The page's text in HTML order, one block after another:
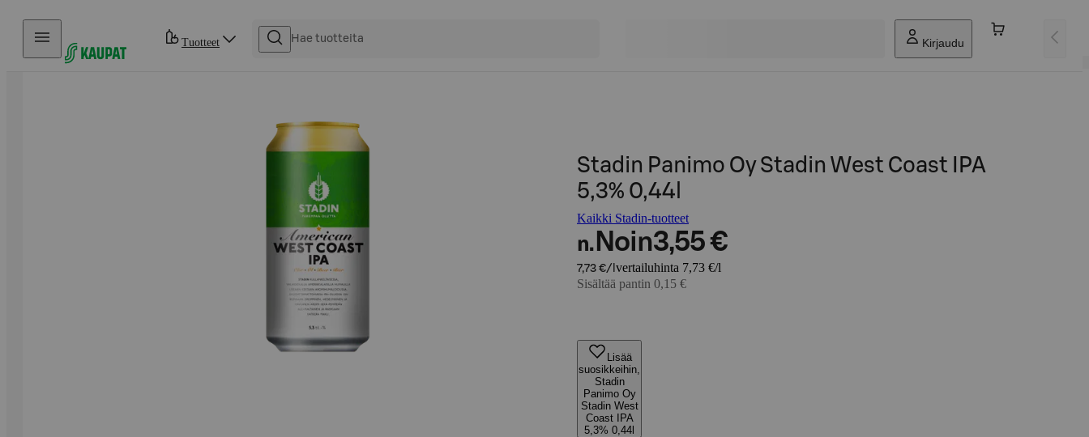
Hyppää sisältöön
Tuotteet Kirjaudu
Stadin Panimo Oy Stadin West Coast IPA
5,3% 0,44l
Kaikki Stadin-tuotteet
n. Noin3,55 €
7,73 €/l vertailuhinta 7,73 €/l
Sisältää pantin 0,15 €
Lisää
suosikkeihin,
Stadin
Panimo Oy
Stadin West
Coast IPA
5,3% 0,44l